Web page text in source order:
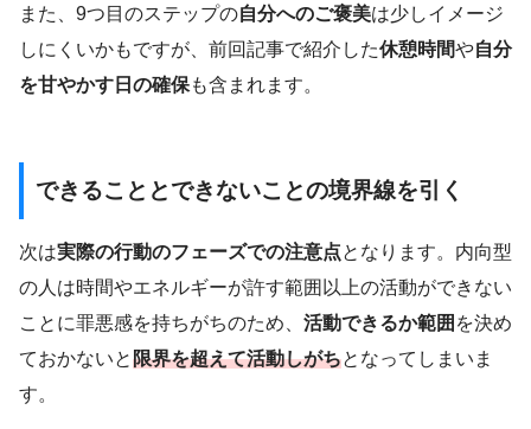
また、9つ目のステップの自分へのご褒美は少しイメージ
しにくいかもですが、前回記事で紹介した休憩時間や自分
を甘やかす日の確保も含まれます。
できることとできないことの境界線を引く
次は実際の行動のフェーズでの注意点となります。内向型
の人は時間やエネルギーが許す範囲以上の活動ができない
ことに罪悪感を持ちがちのため、 活動できるか範囲 を決め
ておかないと限界を超えて活動しがちとなってしまいま
す。